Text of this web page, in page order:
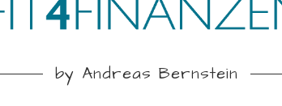
by Andreas Bernstein